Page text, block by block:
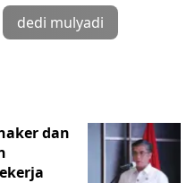
dedi mulyadi
dan